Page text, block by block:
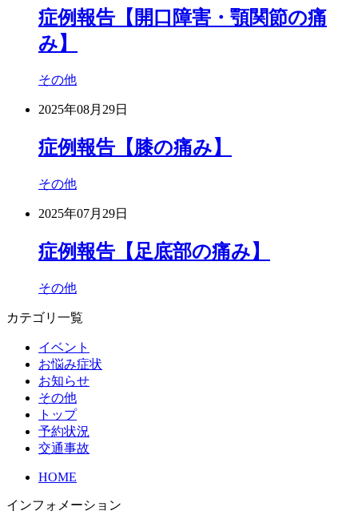
症例報告【開口障害・顎関節の痛
み】
その他
2025年08月29日
症例報告【膝の痛み】
その他
2025年07月29日
症例報告【足底部の痛み】
その他
カテゴリ一覧
イベント
お悩み症状
お知らせ
その他
トップ
予約状況
交通事故
HOME
インフォメーション